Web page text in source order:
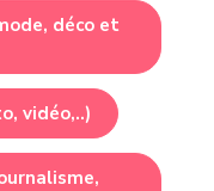
déco et
vidéo,..)